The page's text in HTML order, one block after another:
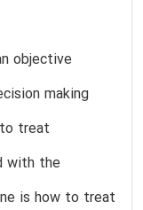
objective
making
treat
with the
is how to treat